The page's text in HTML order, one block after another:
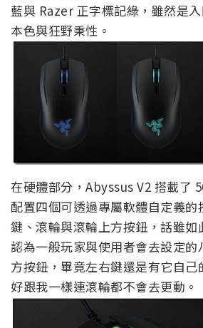
藍與 Razer 正字標記綠，雖然是
本色與狂野秉性。
在硬體部分，Abyssus V2 搭載了
配置四個可透過專屬軟體自定義的
鍵、滾輪與滾輪上方按鈕，話雖如
認為一般玩家與使用者會去設定
方按鈕，畢竟左右鍵還是有它自己
好跟我一樣連滾輪都不會去更動。